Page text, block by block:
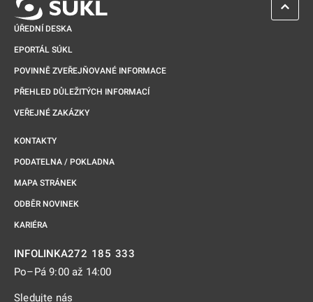
ÚŘEDNÍ DESKA
EPORTÁL SÚKL
POVINNĚ ZVEŘEJŇOVANÉ INFORMACE
PŘEHLED DŮLEŽITÝCH INFORMACÍ
VEŘEJNÉ ZAKÁZKY
KONTAKTY
PODATELNA / POKLADNA
MAPA STRÁNEK
ODBĚR NOVINEK
KARIÉRA
INFOLINKA272 185 333
Po–Pá 9:00 až 14:00
Sledujte nás
ZPĚT